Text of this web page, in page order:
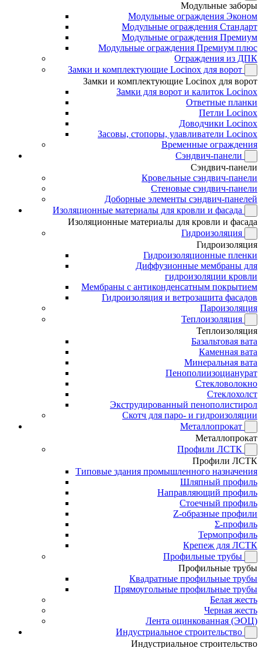
Модульные заборы
Модульные ограждения Эконом
Модульные ограждения Стандарт
Модульные ограждения Премиум
Модульные ограждения Премиум плюс
Ограждения из ДПК
Замки и комплектующие Locinox для ворот
Замки и комплектующие Locinox для ворот
Замки для ворот и калиток Locinox
Ответные планки
Петли Locinox
Доводчики Locinox
Засовы, стопоры, улавливатели Locinox
Временные ограждения
Сэндвич-панели
Сэндвич-панели
Кровельные сэндвич-панели
Стеновые сэндвич-панели
Доборные элементы сэндвич-панелей
Изоляционные материалы для кровли и фасада
Изоляционные материалы для кровли и фасада
Гидроизоляция
Гидроизоляция
Гидроизоляционные пленки
Диффузионные мембраны для
гидроизоляции кровли
Мембраны с антиконденсатным покрытием
Гидроизоляция и ветрозащита фасадов
Пароизоляция
Теплоизоляция
Теплоизоляция
Базальтовая вата
Каменная вата
Минеральная вата
Пенополиизоцианурат
Стекловолокно
Стеклохолст
Экструдированный пенополистирол
Скотч для паро- и гидроизоляции
Металлопрокат
Металлопрокат
Профили ЛСТК
Профили ЛСТК
Типовые здания промышленного назначения
Шляпный профиль
Направляющий профиль
Стоечный профиль
Z-образные профили
Σ-профиль
Термопрофиль
Крепеж для ЛСТК
Профильные трубы
Профильные трубы
Квадратные профильные трубы
Прямоугольные профильные трубы
Белая жесть
Черная жесть
Лента оцинкованная (ЭОЦ)
Индустриальное строительство
Индустриальное строительство